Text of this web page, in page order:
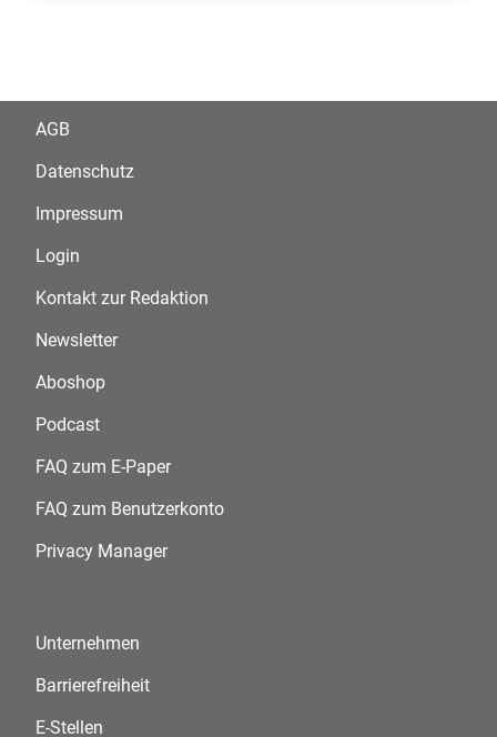
AGB
Datenschutz
Impressum
Login
Kontakt zur Redaktion
Newsletter
Aboshop
Podcast
FAQ zum E-Paper
FAQ zum Benutzerkonto
Privacy Manager
Unternehmen
Barrierefreiheit
E-Stellen